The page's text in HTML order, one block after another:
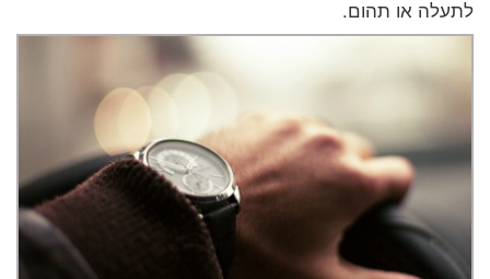
לתעלה או תהום.